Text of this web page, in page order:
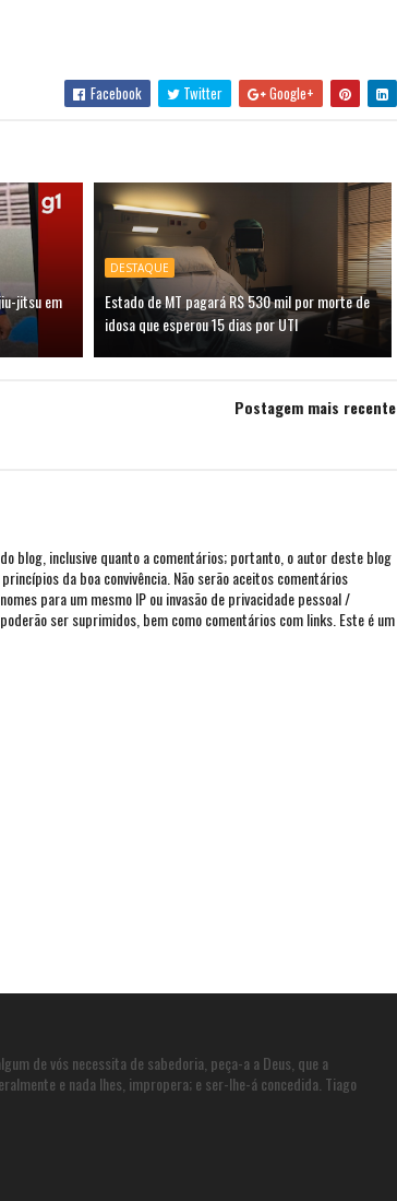
Facebook Twitter Google+
jitsu em
DESTAQUE
Estado de MT pagará R$ 530 mil por morte de
idosa que esperou 15 dias por UTI
Postagem mais recente
blog, inclusive quanto a comentários; portanto, o autor deste blog
da boa convivência. Não serão aceitos comentários
para um mesmo IP ou invasão de privacidade pessoal /
ser suprimidos, bem como comentários com links. Este é um
de vós necessita de sabedoria, peça-a a Deus, que a
e nada lhes, impropera; e ser-lhe-á concedida. Tiago